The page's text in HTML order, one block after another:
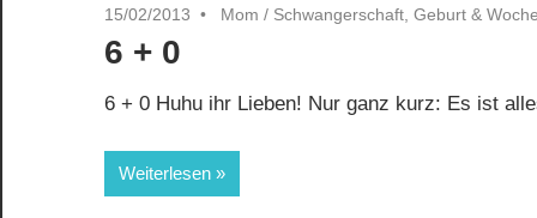
15/02/2013 Mom / Schwangerschaft, Geburt &
6 + 0
6 + 0 Huhu ihr Lieben! Nur ganz kurz: Es ist
Weiterlesen